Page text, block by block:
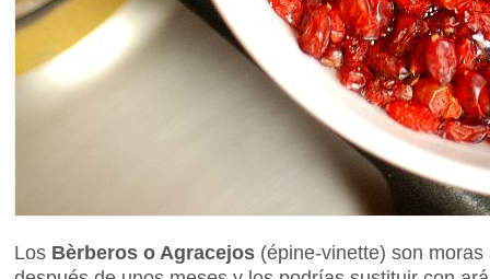
Los Bèrberos o Agracejos (épine-vinette) son